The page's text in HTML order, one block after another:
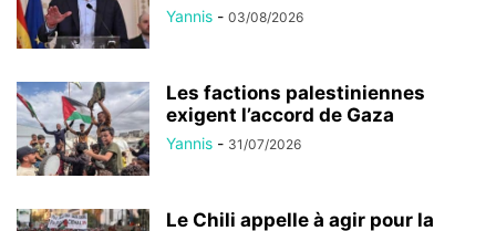
Yannis - 03/08/2026
Les factions palestiniennes
exigent l’accord de Gaza
Yannis - 31/07/2026
Le Chili appelle à agir pour la